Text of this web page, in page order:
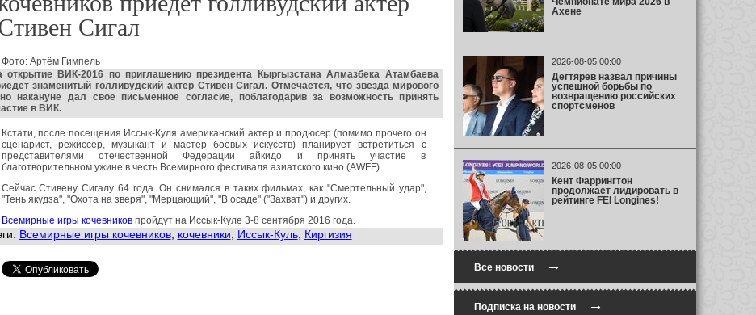
Сигал
Фото: Артём Гимпель
открытие ВИК-2016 по приглашению президента Кыргызстана Алмазбека Атамбаева
знаменитый голливудский актер Стивен Сигал. Отмечается, что звезда мирового
накануне дал свое письменное согласие, поблагодарив за возможность принять
в ВИК.
Кстати, после посещения Иссык-Куля американский актер и продюсер (помимо прочего он
сценарист, режиссер, музыкант и мастер боевых искусств) планирует встретиться с
представителями отечественной Федерации айкидо и принять участие в
благотворительном ужине в честь Всемирного фестиваля азиатского кино (AWFF).
Сейчас Стивену Сигалу 64 года. Он снимался в таких фильмах, как "Смертельный удар",
"Тень якудза", "Охота на зверя", "Мерцающий", "В осаде" ("Захват") и других.
Всемирные игры кочевниковпройдут на Иссык-Куле 3-8 сентября 2016 года.
Всемирные игры кочевников, кочевники Иссык-Куль, Киргизия
Ахене
2026-08-05 00:00
Дегтярев назвал причины
успешной борьбы по
возвращению российских
спортсменов
2026-08-05 00:00
Кент Фаррингтон
продолжает лидировать в
рейтинге FEI Longines!
Все новости→
Подписка на новости→